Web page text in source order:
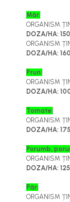
Lucernă și plante
Viță de vie
Cartofi
Legume
Adjuvanți
Dezinfectanți
Îngrășăminte
Îngrășăminte
Îngrășăminte
Îngrășăminte
Măr:
ORGANISM
DOZA/HA:
ORGANISM
DOZA/HA:
Prun:
ORGANISM
DOZA/HA:
Tomate:
ORGANISM
DOZA/HA:
Porumb,
ORGANISM
DOZA/HA:
Păr:
ORGANISM